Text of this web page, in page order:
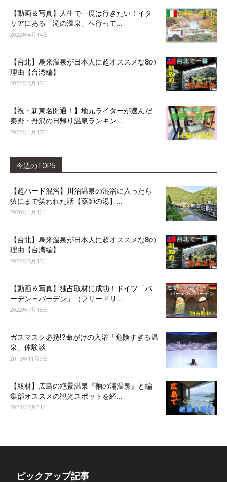
【動画＆写真】人生で一度は行きたい！イタ
リアにある「滝の温泉」へ行って...
2022年6月14日
【台北】烏来温泉が日本人に超オススメな8の
理由【台湾編】
2022年5月13日
【祝・新東名開通！】地元ライターが選んだ
秦野・丹沢の日帰り温泉ランキン...
2022年4月17日
今週のTOP5
【超ハード混浴】川治温泉の混浴に入ったら
猿にまで笑われた話【薬師の湯】...
2020年4月1日
【台北】烏来温泉が日本人に超オススメな8の
理由【台湾編】
2022年5月13日
【動画＆写真】独占取材に成功！ドイツ「バ
ーデン＝バーデン」（フリードリ...
2022年7月15日
ガスマスク必携!?命がけの入浴「危険すぎる温
泉」体験談
2015年11月9日
【取材】広島の絶景温泉『鞆の浦温泉』と編
集部オススメの観光スポットを紹...
2023年3月31日
ピックアップ記事